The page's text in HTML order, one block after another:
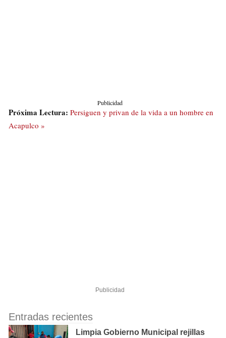
Publicidad
Próxima Lectura: Persiguen y privan de la vida a un hombre en
Acapulco »
Publicidad
Entradas recientes
Limpia Gobierno Municipal rejillas